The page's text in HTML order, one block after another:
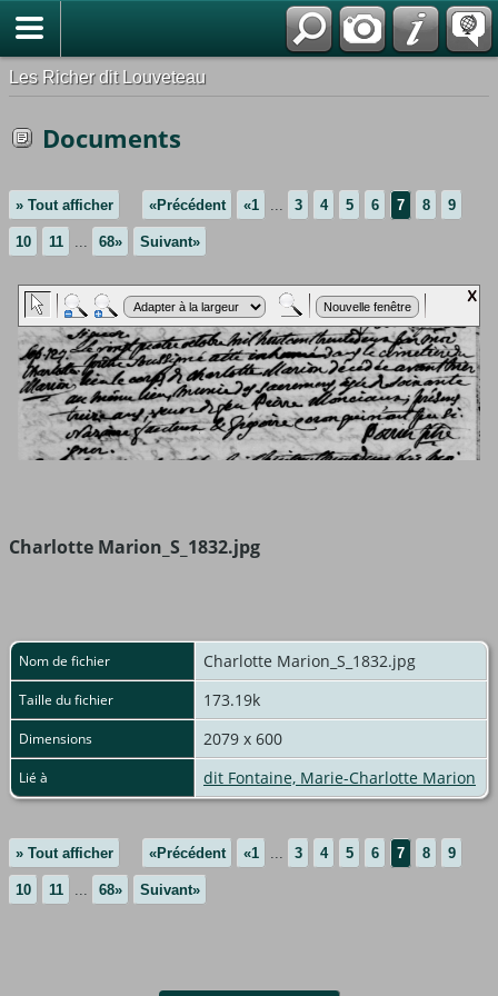
Les Richer dit Louveteau
Documents
» Tout afficher «Précédent «1 ... 3 4 5 6 7 8 9
10 11 ... 68» Suivant»
Charlotte Marion_S_1832.jpg
Nom de fichier Charlotte Marion_S_1832.jpg
Taille du fichier 173.19k
Dimensions 2079 x 600
Lié à dit Fontaine, Marie-Charlotte Marion
» Tout afficher «Précédent «1 3 4 5 6 7 8 9
10 11 68» Suivant»